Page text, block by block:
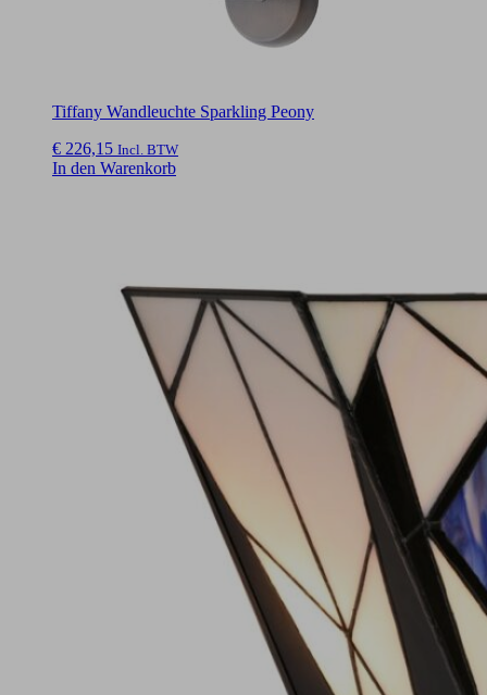
Tiffany Wandleuchte Sparkling Peony
€ 226,15 Incl. BTW
In den Warenkorb